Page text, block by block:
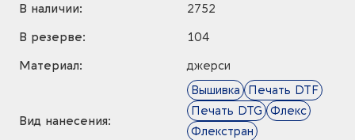
В наличии:
2752
В резерве:
104
Материал:
джерси
Вид нанесения:
Вышивка
Печать DTF
Печать DTG
Флекс
Флекстран